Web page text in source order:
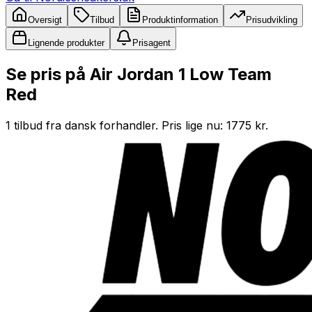
Oversigt Tilbud Produktinformation Prisudvikling
Lignende produkter Prisagent
Se pris på Air Jordan 1 Low Team
Red
1 tilbud fra dansk forhandler. Pris lige nu: 1775 kr.